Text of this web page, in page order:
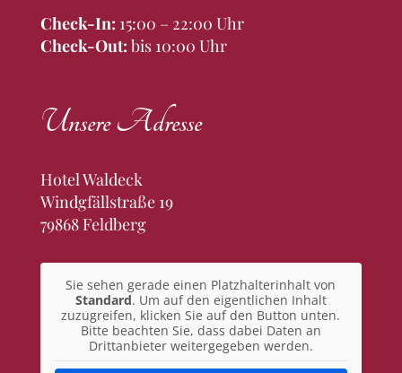
Check-In: 15:00 – 22:00 Uhr
Check-Out: bis 10:00 Uhr
Unsere Adresse
Hotel Waldeck
Windgfällstraße 19
79868 Feldberg
Sie sehen gerade einen Platzhalterinhalt von
Standard. Um auf den eigentlichen Inhalt
zuzugreifen, klicken Sie auf den Button unten.
Bitte beachten Sie, dass dabei Daten an
Drittanbieter weitergegeben werden.